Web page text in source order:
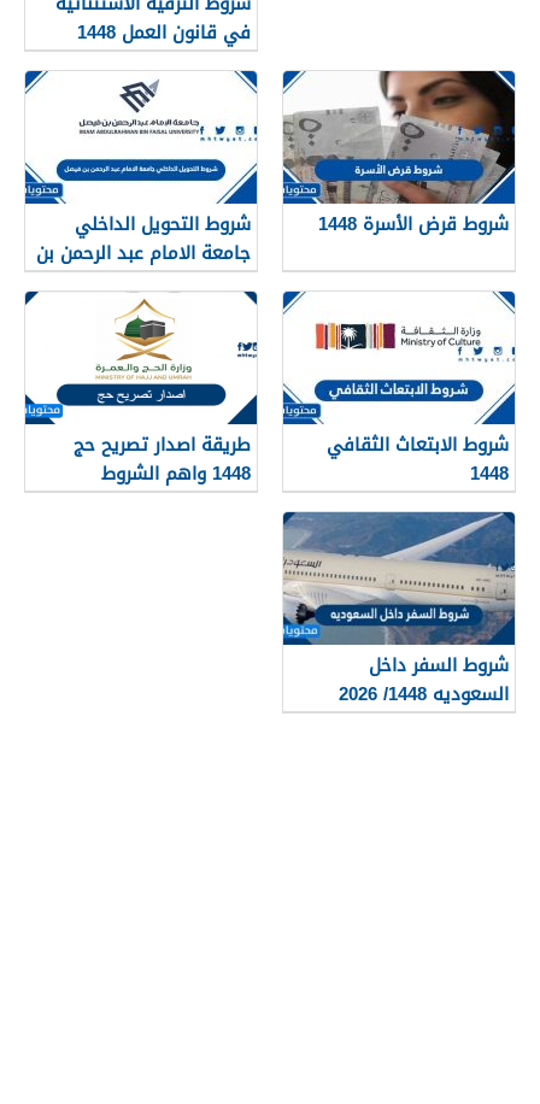
في قانون العمل 1448
شروط قرض الأسرة 1448
شروط التحويل الداخلي
جامعة الامام عبد الرحمن بن
فيصل 1448
شروط الابتعاث الثقافي
1448
طريقة اصدار تصريح حج
1448 واهم الشروط
المطلوبة بالتفصيل
شروط السفر داخل
السعوديه 1448/ 2026